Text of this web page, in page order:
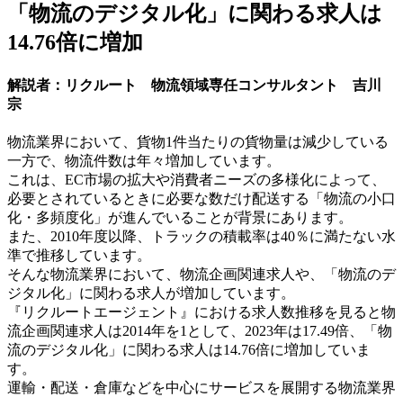
「物流のデジタル化」に関わる求人は
14.76倍に増加
解説者：リクルート 物流領域専任コンサルタント 吉川
宗
物流業界において、貨物1件当たりの貨物量は減少している
一方で、物流件数は年々増加しています。
これは、EC市場の拡大や消費者ニーズの多様化によって、
必要とされているときに必要な数だけ配送する「物流の小口
化・多頻度化」が進んでいることが背景にあります。
また、2010年度以降、トラックの積載率は40％に満たない水
準で推移しています。
そんな物流業界において、物流企画関連求人や、「物流のデ
ジタル化」に関わる求人が増加しています。
『リクルートエージェント』における求人数推移を見ると物
流企画関連求人は2014年を1として、2023年は17.49倍、「物
流のデジタル化」に関わる求人は14.76倍に増加していま
す。
運輸・配送・倉庫などを中心にサービスを展開する物流業界